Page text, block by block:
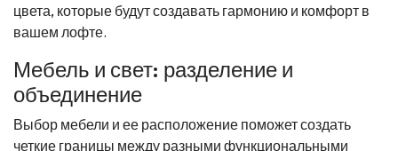
цвета, которые будут создавать гармонию и комфорт в
вашем лофте.
Мебель и свет: разделение и
объединение
Выбор мебели и ее расположение поможет создать
четкие границы между разными функциональными